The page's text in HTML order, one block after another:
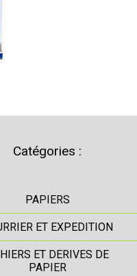
Catégories :
PAPIERS
ET EXPEDITION
ET DERIVES DE
PAPIER